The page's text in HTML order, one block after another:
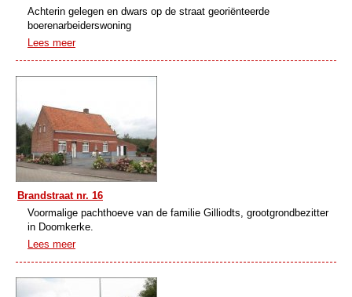
Achterin gelegen en dwars op de straat georiënteerde
boerenarbeiderswoning
Lees meer
Brandstraat nr. 16
Voormalige pachthoeve van de familie Gilliodts, grootgrondbezitter
in Doomkerke.
Lees meer